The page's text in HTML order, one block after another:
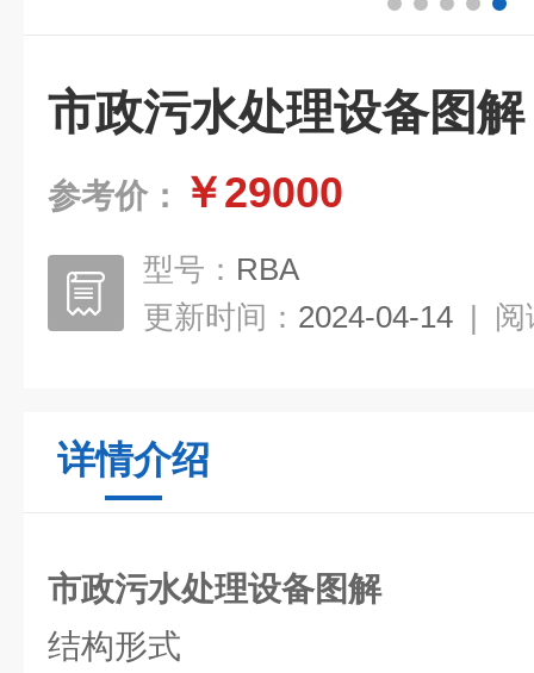
市政污水处理设备图解
参考价： ￥29000
型号： RBA
更新时间： 2024-04-14 | 阅
详情介绍
市政污水处理设备图解
结构形式